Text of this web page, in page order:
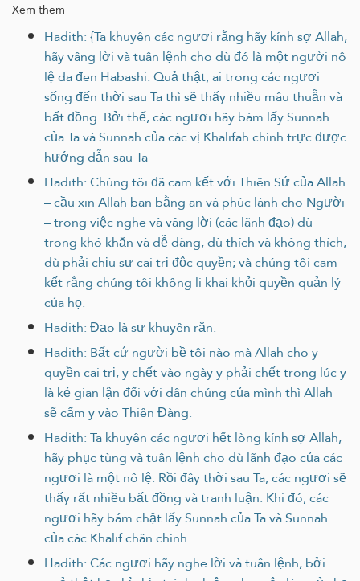
Xem thêm
Hadith: {Ta khuyên các ngươi rằng hãy kính sợ Allah,
hãy vâng lời và tuân lệnh cho dù đó là một người nô
lệ da đen Habashi. Quả thật, ai trong các ngươi
sống đến thời sau Ta thì sẽ thấy nhiều mâu thuẫn và
bất đồng. Bởi thế, các ngươi hãy bám lấy Sunnah
của Ta và Sunnah của các vị Khalifah chính trực được
hướng dẫn sau Ta
Hadith: Chúng tôi đã cam kết với Thiên Sứ của Allah
– cầu xin Allah ban bằng an và phúc lành cho Người
– trong việc nghe và vâng lời (các lãnh đạo) dù
trong khó khăn và dễ dàng, dù thích và không thích,
dù phải chịu sự cai trị độc quyền; và chúng tôi cam
kết rằng chúng tôi không li khai khỏi quyền quản lý
của họ.
Hadith: Đạo là sự khuyên răn.
Hadith: Bất cứ người bề tôi nào mà Allah cho y
quyền cai trị, y chết vào ngày y phải chết trong lúc y
là kẻ gian lận đối với dân chúng của mình thì Allah
sẽ cấm y vào Thiên Đàng.
Hadith: Ta khuyên các ngươi hết lòng kính sợ Allah,
hãy phục tùng và tuân lệnh cho dù lãnh đạo của các
ngươi là một nô lệ. Rồi đây thời sau Ta, các ngươi sẽ
thấy rất nhiều bất đồng và tranh luận. Khi đó, các
ngươi hãy bám chặt lấy Sunnah của Ta và Sunnah
của các Khalif chân chính
Hadith: Các ngươi hãy nghe lời và tuân lệnh, bởi